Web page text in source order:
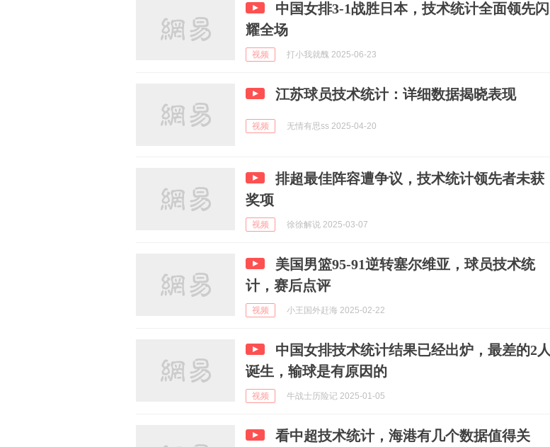
中国女排3-1战胜日本，技术统计全面领先闪
耀全场
视频 打小我就醜 2025-06-23
江苏球员技术统计：详细数据揭晓表现
视频 无情有思ss 2025-04-20
排超最佳阵容遭争议，技术统计领先者未获
奖项
视频 徐徐解说 2025-03-07
美国男篮95-91逆转塞尔维亚，球员技术统
计，赛后点评
视频 小王国外赶海 2025-02-22
中国女排技术统计结果已经出炉，最差的2人
诞生，输球是有原因的
视频 牛战士历险记 2025-01-05
看中超技术统计，海港有几个数据值得关